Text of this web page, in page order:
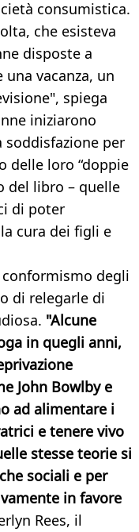
consumistica.
che esisteva
disposte a
vacanza, un
spiega
iniziarono
soddisfazione per
delle loro “doppie
del libro – quelle
di poter
cura dei figli e
degli
di relegarle di
"Alcune
in quegli anni,
John Bowlby e
ad alimentare i
e tenere vivo
stesse teorie si
sociali e per
in favore
Rees, il